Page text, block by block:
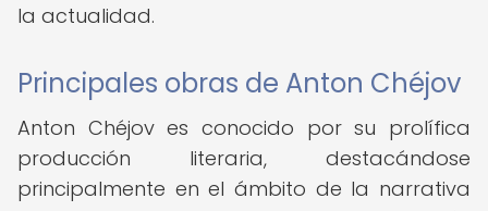
la actualidad.
Principales obras de Anton Chéjov
Anton Chéjov es conocido por su prolífica
producción literaria, destacándose
principalmente en el ámbito de la narrativa